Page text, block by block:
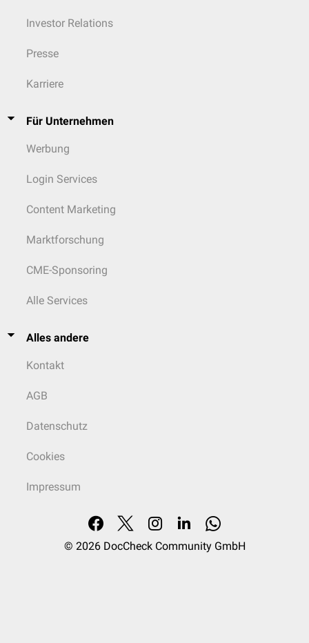
Investor Relations
Presse
Karriere
Für Unternehmen
Werbung
Login Services
Content Marketing
Marktforschung
CME-Sponsoring
Alle Services
Alles andere
Kontakt
AGB
Datenschutz
Cookies
Impressum
© 2026 DocCheck Community GmbH